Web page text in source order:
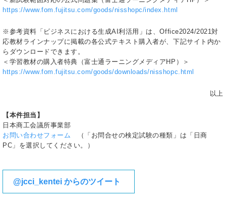
https://www.fom.fujitsu.com/goods/nisshopc/index.html
※参考資料「ビジネスにおける生成AI利活用」は、Office2024/2021対
応教材ラインナップに掲載の各公式テキスト購入者が、下記サイト内か
らダウンロードできます。
＜学習教材の購入者特典（富士通ラーニングメディアHP）＞
https://www.fom.fujitsu.com/goods/downloads/nisshopc.html
以上
【本件担当】
日本商工会議所事業部
お問い合わせフォーム （「お問合せの検定試験の種類」は「日商
PC」を選択してください。）
@jcci_kentei からのツイート